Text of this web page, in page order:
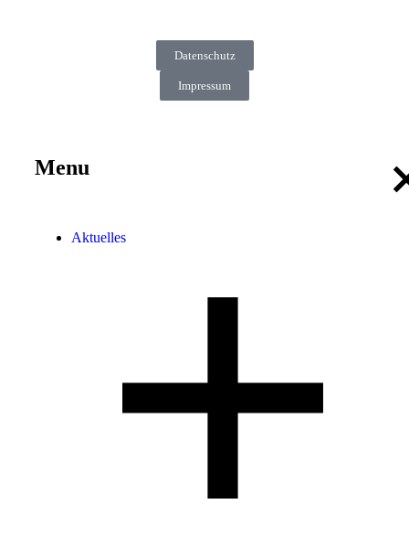
Datenschutz
Impressum
Menu
Aktuelles